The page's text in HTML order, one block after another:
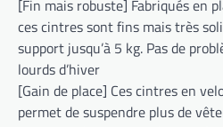
[Fin mais robuste] Fabriqués en
ces cintres sont fins mais très
support jusqu’à 5 kg. Pas de
lourds d’hiver
[Gain de place] Ces cintres en
permet de suspendre plus de